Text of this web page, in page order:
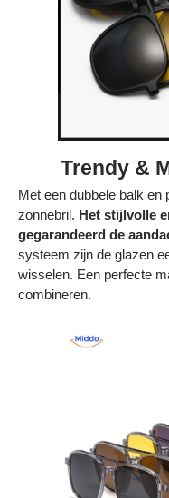
Trendy &
Met een dubbele balk en
zonnebril. Het stijlvolle
gegarandeerd de
systeem zijn de glazen
wisselen. Een perfecte
combineren.